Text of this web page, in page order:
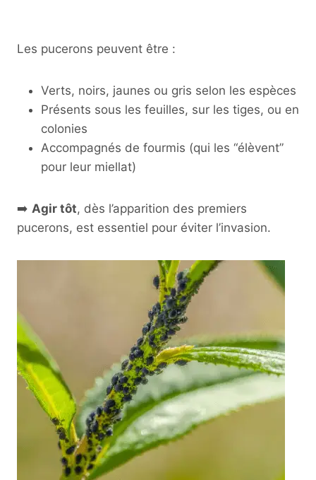
Les pucerons peuvent être :
Verts, noirs, jaunes ou gris selon les espèces
Présents sous les feuilles, sur les tiges, ou en
colonies
Accompagnés de fourmis (qui les “élèvent”
pour leur miellat)
➡️ Agir tôt, dès l’apparition des premiers
pucerons, est essentiel pour éviter l’invasion.